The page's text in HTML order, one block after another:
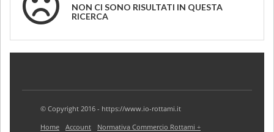
NON CI SONO RISULTATI IN QUESTA
RICERCA
© Copyright 2016 - https://www.io-rottami.it
Home
Account Normativa Commercio Rottami